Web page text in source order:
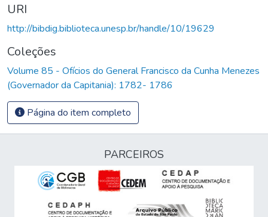
URI
http://bibdig.biblioteca.unesp.br/handle/10/19629
Coleções
Volume 85 - Ofícios do General Francisco da Cunha Menezes
(Governador da Capitania): 1782- 1786
Página do item completo
PARCEIROS